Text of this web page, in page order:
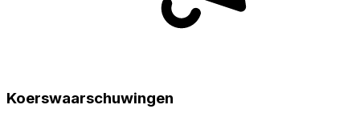
Koerswaarschuwingen